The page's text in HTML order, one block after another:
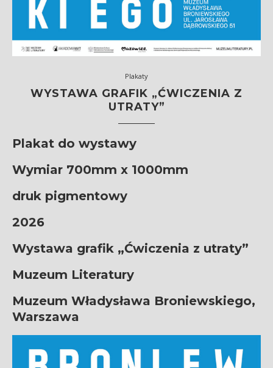
Plakaty
WYSTAWA GRAFIK „ĆWICZENIA Z
UTRATY”
Plakat do wystawy
Wymiar 700mm x 1000mm
druk pigmentowy
2026
Wystawa grafik „Ćwiczenia z utraty”
Muzeum Literatury
Muzeum Władysława Broniewskiego,
Warszawa